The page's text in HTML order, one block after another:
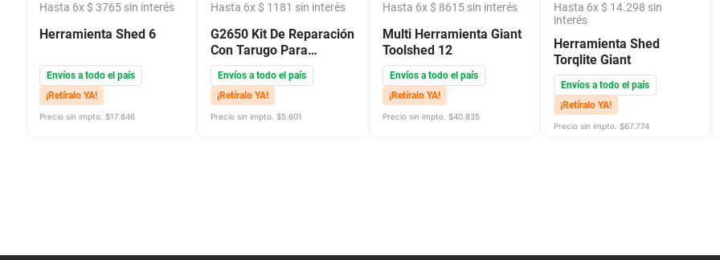
Hasta 6x $ 3765sin interés
Herramienta Shed 6
Envíos a todo el país
¡Retíralo YA!
Precio sin impto. $17.846
Hasta 6x $ 1181 sin interés
G2650 Kit De Reparación
Con Tarugo Para
Bicicletas
Envíos a todo el país
¡Retíralo YA!
Precio sin impto. $5.601
Hasta 6x $ 8615sin interés
Multi Herramienta Giant
Toolshed 12
Envíos a todo el país
¡Retíralo YA!
Precio sin impto. $40.835
Hasta 6x $ 14.298 sin
interés
Herramienta Shed
Torqlite Giant
Envíos a todo el país
¡Retíralo YA!
Precio sin impto. $67.774